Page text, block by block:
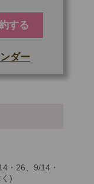
する
ダー
・26、9/14・
)